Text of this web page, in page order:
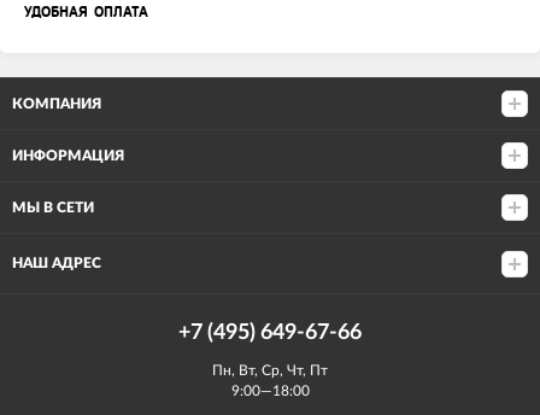
УДОБНАЯ ОПЛАТА
КОМПАНИЯ
ИНФОРМАЦИЯ
МЫ В СЕТИ
НАШ АДРЕС
+7 (495) 649-67-66
Пн, Вт, Ср, Чт, Пт
9:00—18:00